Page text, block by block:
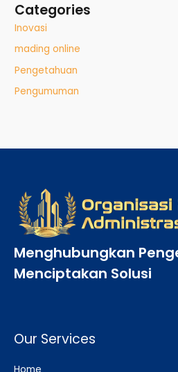
Categories
Inovasi
mading online
Pengetahuan
Pengumuman
Menghubungkan
Menciptakan Solusi
Our Services